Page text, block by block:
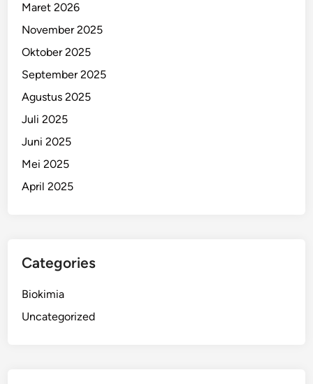
Maret 2026
November 2025
Oktober 2025
September 2025
Agustus 2025
Juli 2025
Juni 2025
Mei 2025
April 2025
Categories
Biokimia
Uncategorized